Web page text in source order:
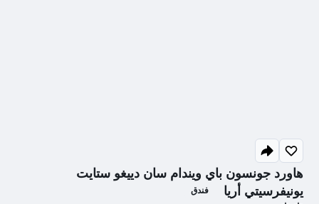
هاورد جونسون باي ويندام سان دييغو ستايت
يونيفرسيتي أريا
فندق